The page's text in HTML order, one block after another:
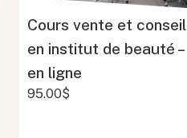
Cours vente et conseil
en institut de beauté –
en ligne
95.00$